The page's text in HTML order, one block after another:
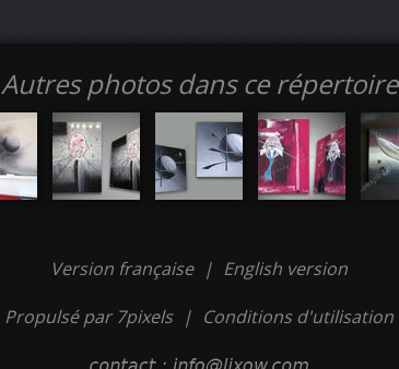
Autres photos dans ce répertoire
Version française | English version
Propulsé par 7pixels | Conditions d'utilisation